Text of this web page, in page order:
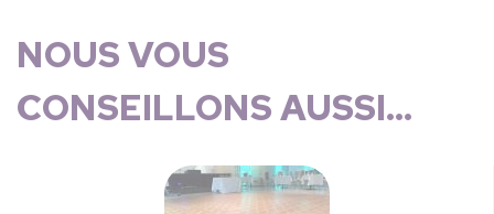
NOUS VOUS
CONSEILLONS AUSSI...